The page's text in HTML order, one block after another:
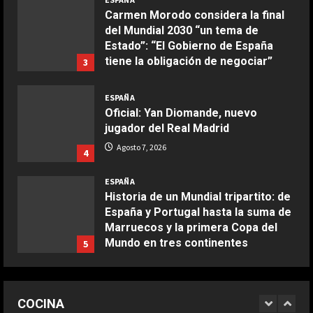
tiene la obligación de negociar”
Agosto 7, 2026
ESPAÑA
Oficial: Yan Diomande, nuevo
Agosto 7, 2026
ESPAÑA
Historia de un Mundial tripartito: de
Marruecos y la primera Copa del
Mundo en tres continentes
Agosto 7, 2026
1
ESPAÑA
¿Quién decide la sede de la final del
Mundial 2030 y cuándo se
conocerá? Las claves del pulso
entre Madrid y Casablanca
COCINA
aire
Aprile 24, 2026
Aprile 5, 2026
Ternera guisada con senderuelas
Marzo 20, 2026
COCINA
Ensalada de habas y alcachofas con
langostinos